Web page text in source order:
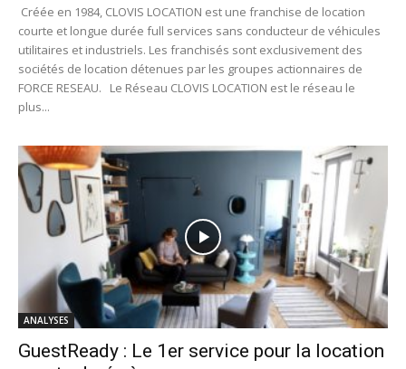
Créée en 1984, CLOVIS LOCATION est une franchise de location
courte et longue durée full services sans conducteur de véhicules
utilitaires et industriels. Les franchisés sont exclusivement des
sociétés de location détenues par les groupes actionnaires de
FORCE RESEAU. Le Réseau CLOVIS LOCATION est le réseau le
plus...
ANALYSES
GuestReady : Le 1er service pour la location